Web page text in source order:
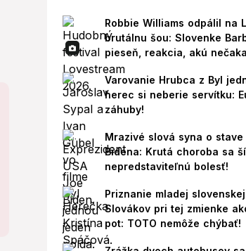
Robbie Williams odpálil na
brutálnu šou: Slovenke
pieseň, reakcia, akú
Varovanie Hrubca z Byl
herec si neberie servítku:
záhuby!
Mrazivé slová syna o
Bidena: Krutá choroba sa
nepredstaviteľnú bolesť!
Priznanie mladej
Slovákov pri tej zmienke
pot: TOTO nemôže chýbať!